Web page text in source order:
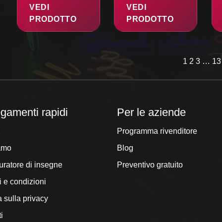
VEDI
PRODOTTO
VEDI
PRODOTTO
1 2 3 … 13
rapidi
di insegne
e condizioni
sulla privacy
Per le aziende
Programma rivenditore
Blog
Preventivo gratuito